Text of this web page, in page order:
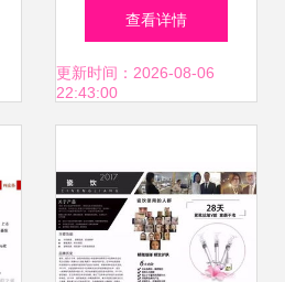
理 如何通过源码代
理与加盟开启电商
查看详情
更新时间：2026-08-06
22:43:00